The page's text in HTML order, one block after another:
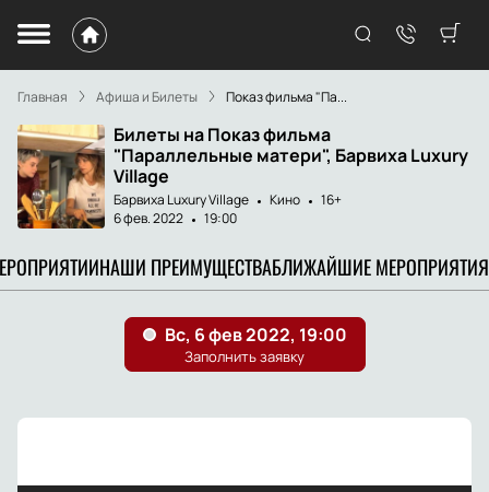
Главная Афиша и Билеты Показ фильма "Па...
Билеты на Показ фильма
"Параллельные матери", Барвиха Luxury
Village
Барвиха Luxury Village Кино
16+
6 фев. 2022
19:00
НАШИ ПРЕИМУЩЕСТВАБЛИЖАЙШИЕ МЕРОПРИЯТИЯ